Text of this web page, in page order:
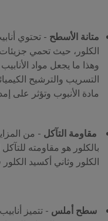
متانة الأسطح
الكلور، حيث تحمي جزيئات
وهذا ما يجعل مواد
التسريب والترشيح
مادة الأنبوب وتؤثر على
مقاومة التآكل - من
بالكلور هو مقاومته
الكلور وثاني أكسيد
سطح أملس